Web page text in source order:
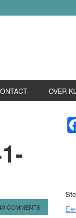
OVER
COMMENTS